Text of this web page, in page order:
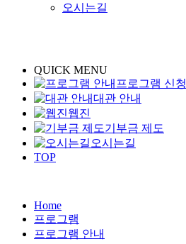
오시는길
QUICK MENU
프로그램 신청
대관 안내
웹진
기부금 제도
오시는길
TOP
Home
프로그램
프로그램 안내